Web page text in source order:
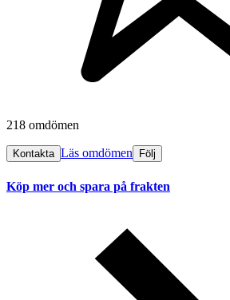
218 omdömen
Kontakta Läs omdömen Följ
Köp mer och spara på frakten